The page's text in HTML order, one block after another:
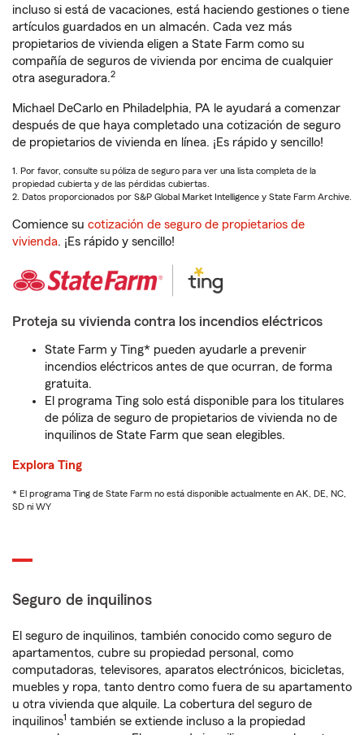
incluso si está de vacaciones, está haciendo gestiones o tiene
artículos guardados en un almacén. Cada vez más
propietarios de vivienda eligen a State Farm como su
compañía de seguros de vivienda por encima de cualquier
otra aseguradora.2
Michael DeCarlo en Philadelphia, PA le ayudará a comenzar
después de que haya completado una cotización de seguro
de propietarios de vivienda en línea. ¡Es rápido y sencillo!
1. Por favor, consulte su póliza de seguro para ver una lista completa de la
propiedad cubierta y de las pérdidas cubiertas.
2. Datos proporcionados por S&P Global Market Intelligence y State Farm Archive.
Comience su cotización de seguro de propietarios de
vivienda. ¡Es rápido y sencillo!
Proteja su vivienda contra los incendios eléctricos
State Farm y Ting* pueden ayudarle a prevenir
incendios eléctricos antes de que ocurran, de forma
gratuita.
El programa Ting solo está disponible para los titulares
de póliza de seguro de propietarios de vivienda no de
inquilinos de State Farm que sean elegibles.
Explora Ting
* El programa Ting de State Farm no está disponible actualmente en AK, DE, NC,
SD ni WY
Seguro de inquilinos
El seguro de inquilinos, también conocido como seguro de
apartamentos, cubre su propiedad personal, como
computadoras, televisores, aparatos electrónicos, bicicletas,
muebles y ropa, tanto dentro como fuera de su apartamento
u otra vivienda que alquile. La cobertura del seguro de
inquilinos1 también se extiende incluso a la propiedad